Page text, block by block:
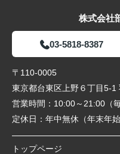
株式会社
03-5818-8387
〒110-0005
東京都台東区上野６丁目5-1
営業時間： 10:00～21:00（
定休日： 年中無休（年末年始
トップページ